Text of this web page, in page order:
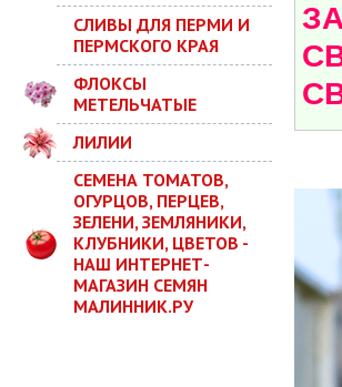
СЛИВЫ ДЛЯ ПЕРМИ И
ПЕРМСКОГО КРАЯ
ФЛОКСЫ
МЕТЕЛЬЧАТЫЕ
ЛИЛИИ
СЕМЕНА ТОМАТОВ,
ОГУРЦОВ, ПЕРЦЕВ,
ЗЕЛЕНИ, ЗЕМЛЯНИКИ,
КЛУБНИКИ, ЦВЕТОВ -
НАШ ИНТЕРНЕТ-
МАГАЗИН СЕМЯН
МАЛИННИК.РУ